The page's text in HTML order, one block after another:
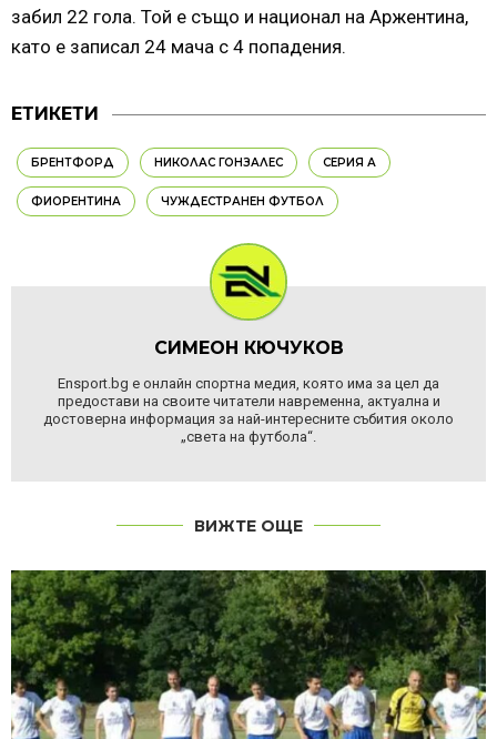
забил 22 гола. Той е също и национал на Аржентина,
като е записал 24 мача с 4 попадения.
ЕТИКЕТИ
БРЕНТФОРД НИКОЛАС ГОНЗАЛЕС СЕРИЯ А
ФИОРЕНТИНА ЧУЖДЕСТРАНЕН ФУТБОЛ
СИМЕОН КЮЧУКОВ
Ensport.bg е онлайн спортна медия, която има за цел да
предостави на своите читатели навременна, актуална и
достоверна информация за най-интересните събития около
„света на футбола“.
ВИЖТЕ ОЩЕ